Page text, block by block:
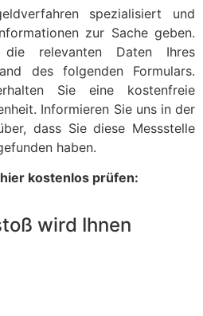
spezialisiert und
zur Sache geben.
relevanten Daten Ihres
des folgenden Formulars.
Sie eine kostenfreie
Informieren Sie uns in der
dass Sie diese Messstelle
haben.
kostenlos prüfen:
wird Ihnen